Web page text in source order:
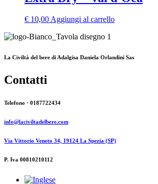
€ 10,00Aggiungi al carrello
La Civiltà del bere di Adalgisa Daniela Orlandini Sas
Contatti
Telefono · 0187722434
info@laciviltadelbere.com
Via Vittorio Veneto 34, 19124 La Spezia (SP)
P. Iva 00810210112